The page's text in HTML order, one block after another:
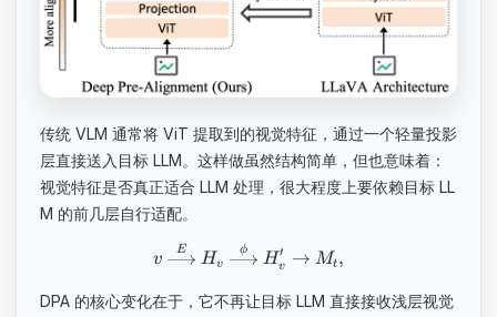
传统 VLM 通常将 ViT 提取到的视觉特征，通过一个轻量投影
层直接送入目标 LLM。这样做虽然结构简单，但也意味着：
视觉特征是否真正适合 LLM 处理，很大程度上要依赖目标 LL
M 的前几层自行适配。
v
E
Hv
ϕ
Hv
′ → Mt,
DPA 的核心变化在于，它不再让目标 LLM 直接接收浅层视觉